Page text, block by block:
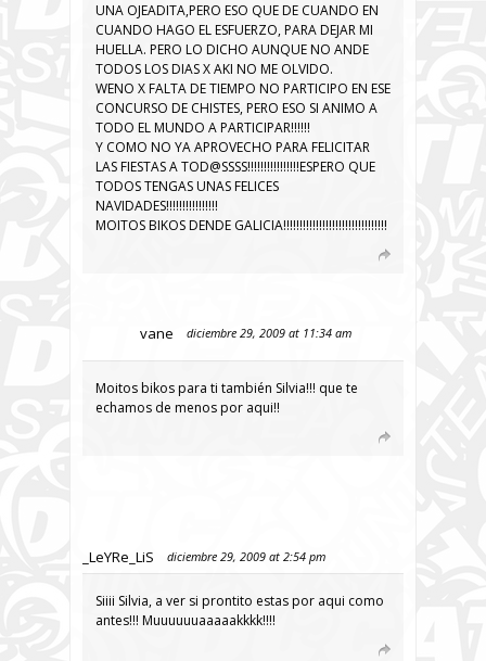
UNA OJEADITA,PERO ESO QUE DE CUANDO EN
CUANDO HAGO EL ESFUERZO, PARA DEJAR MI
HUELLA. PERO LO DICHO AUNQUE NO ANDE
TODOS LOS DIAS X AKI NO ME OLVIDO.
WENO X FALTA DE TIEMPO NO PARTICIPO EN ESE
CONCURSO DE CHISTES, PERO ESO SI ANIMO A
TODO EL MUNDO A PARTICIPAR!!!!!!
Y COMO NO YA APROVECHO PARA FELICITAR
LAS FIESTAS A TOD@SSSS!!!!!!!!!!!!!!!!ESPERO QUE
TODOS TENGAS UNAS FELICES
NAVIDADES!!!!!!!!!!!!!!!!
MOITOS BIKOS DENDE GALICIA!!!!!!!!!!!!!!!!!!!!!!!!!!!!!!!!
vane diciembre 29, 2009 at 11:34 am
Moitos bikos para ti también Silvia!!! que te
echamos de menos por aqui!!
_LeYRe_LiS diciembre 29, 2009 at 2:54 pm
Siiii Silvia, a ver si prontito estas por aqui como
antes!!! Muuuuuuaaaaakkkk!!!!